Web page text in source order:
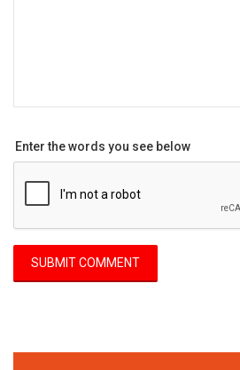
Enter the words you see below